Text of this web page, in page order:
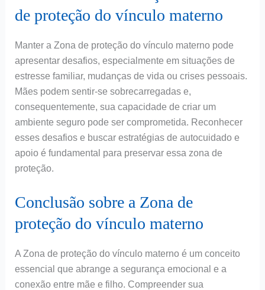
de proteção do vínculo materno
Manter a Zona de proteção do vínculo materno pode
apresentar desafios, especialmente em situações de
estresse familiar, mudanças de vida ou crises pessoais.
Mães podem sentir-se sobrecarregadas e,
consequentemente, sua capacidade de criar um
ambiente seguro pode ser comprometida. Reconhecer
esses desafios e buscar estratégias de autocuidado e
apoio é fundamental para preservar essa zona de
proteção.
Conclusão sobre a Zona de
proteção do vínculo materno
A Zona de proteção do vínculo materno é um conceito
essencial que abrange a segurança emocional e a
conexão entre mãe e filho. Compreender sua